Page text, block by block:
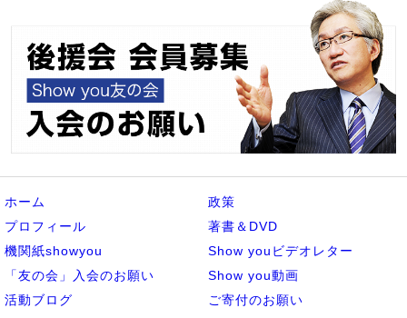
ホーム
プロフィール
機関紙showyou
「友の会」入会のお願い
活動ブログ
政策
著書＆DVD
Show youビデオレター
Show you動画
ご寄付のお願い